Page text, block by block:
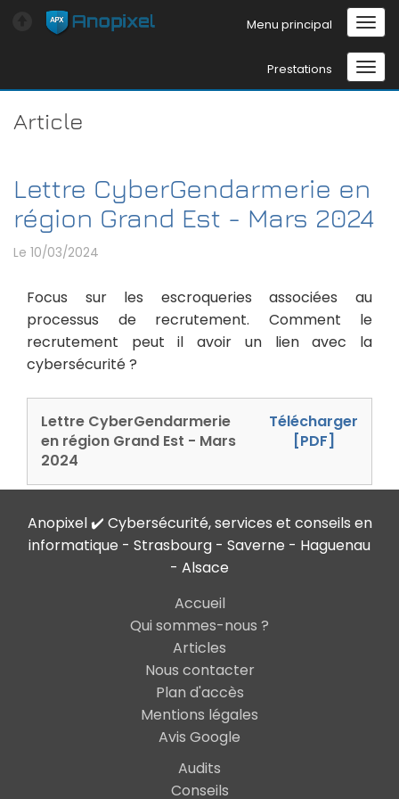
Menu principal
Prestations
Article
Lettre CyberGendarmerie en
région Grand Est - Mars 2024
Le 10/03/2024
Focus sur les escroqueries associées au
processus de recrutement. Comment le
recrutement peut il avoir un lien avec la
cybersécurité ?
Lettre CyberGendarmerie
en région Grand Est - Mars
2024
Télécharger
[PDF]
Anopixel ✔️ Cybersécurité, services et conseils en
informatique - Strasbourg - Saverne - Haguenau
- Alsace
Accueil
Qui sommes-nous ?
Articles
Nous contacter
Plan d'accès
Mentions légales
Avis Google
Audits
Conseils